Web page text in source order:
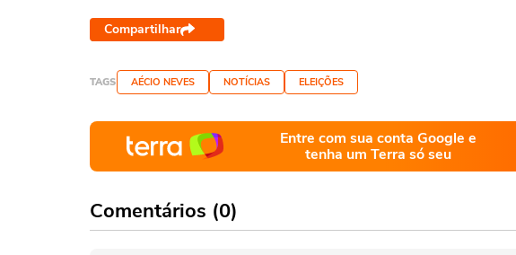
Compartilhar
TAGS AÉCIO NEVES NOTÍCIAS ELEIÇÕES
Entre com sua conta Google e
tenha um Terra só seu
Comentários (0)